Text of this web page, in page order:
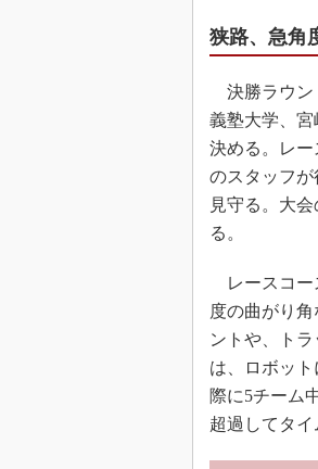
狭路、急角
決勝ラウン
義塾大学、
決める。レ
のスタッフ
見守る。大
る。
レースコー
度の曲がり
ントや、ト
は、ロボッ
際に5チーム
超過してタイ